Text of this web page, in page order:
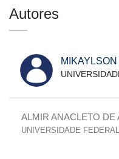
Autores
ALMIR ANACLETO
UNIVERSIDADE